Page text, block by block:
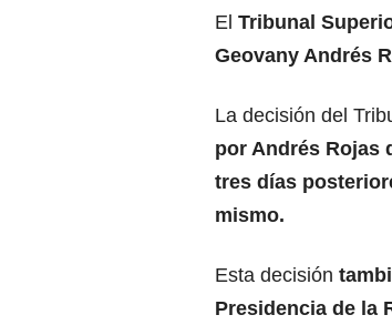
El Tribunal
Geovany Andrés
La decisión del
por Andrés Rojas
tres días
mismo.
Esta decisión
Presidencia de la